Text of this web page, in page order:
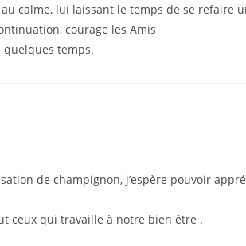
calme, lui laissant le temps de se refaire
courage les Amis
temps.
de champignon, j’espère pouvoir
ceux qui travaille à notre bien être .